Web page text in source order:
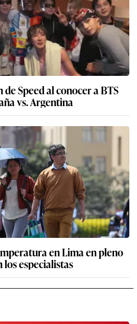
Speed al conocer a BTS
vs. Argentina
en Lima en pleno
especialistas